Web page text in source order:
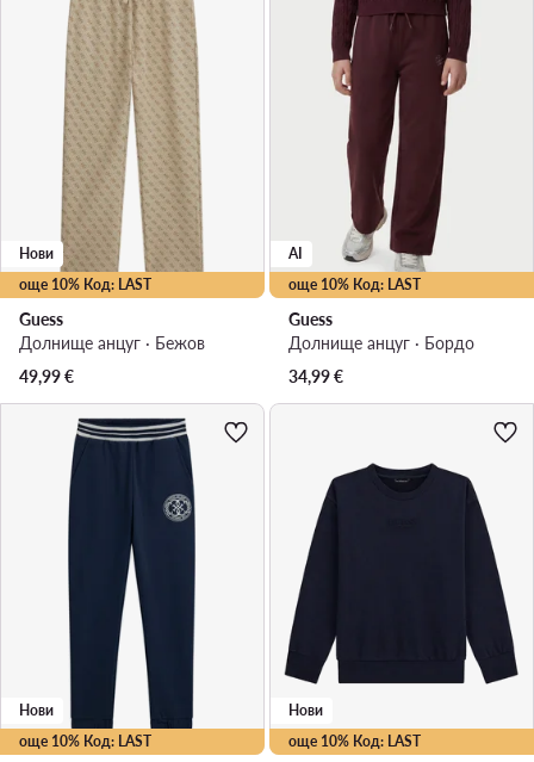
още 10% Код: LAST
Нови
Guess
Долнище анцуг · Бежов
49,99€
още 10% Код: LAST
AI
Guess
Долнище анцуг · Бордо
34,99€
още 10% Код: LAST
Нови
още 10% Код: LAST
Нови